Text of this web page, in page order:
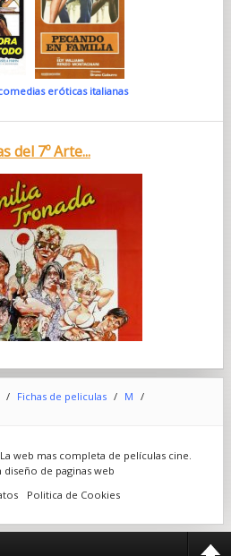
eróticas italianas
del 7º Arte...
/ Fichas de peliculas / M /
web mas completa de películas cine.
diseño de paginas web
Politica de Cookies